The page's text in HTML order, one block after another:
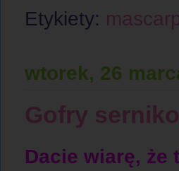
Etykiety:
wtorek, 26
Gofry
Dacie wiarę, że